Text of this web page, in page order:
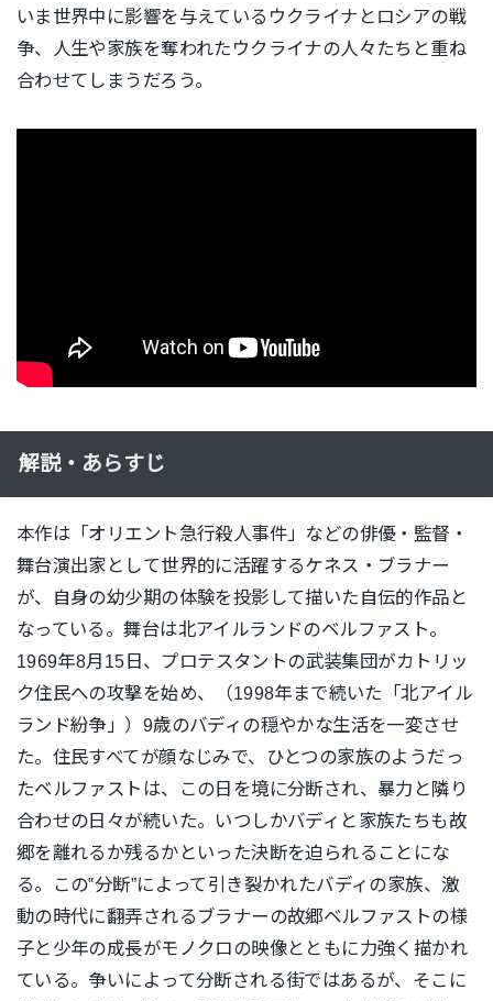
いま世界中に影響を与えているウクライナとロシアの戦
争、人生や家族を奪われたウクライナの人々たちと重ね
合わせてしまうだろう。
解説・あらすじ
本作は「オリエント急行殺人事件」などの俳優・監督・
舞台演出家として世界的に活躍するケネス・ブラナー
が、自身の幼少期の体験を投影して描いた自伝的作品と
なっている。舞台は北アイルランドのベルファスト。
1969年8月15日、プロテスタントの武装集団がカトリッ
ク住民への攻撃を始め、（1998年まで続いた「北アイル
ランド紛争」）9歳のバディの穏やかな生活を一変させ
た。住民すべてが顔なじみで、ひとつの家族のようだっ
たベルファストは、この日を境に分断され、暴力と隣り
合わせの日々が続いた。いつしかバディと家族たちも故
郷を離れるか残るかといった決断を迫られることにな
る。この‟分断”によって引き裂かれたバディの家族、激
動の時代に翻弄されるブラナーの故郷ベルファストの様
子と少年の成長がモノクロの映像とともに力強く描かれ
ている。争いによって分断される街ではあるが、そこに